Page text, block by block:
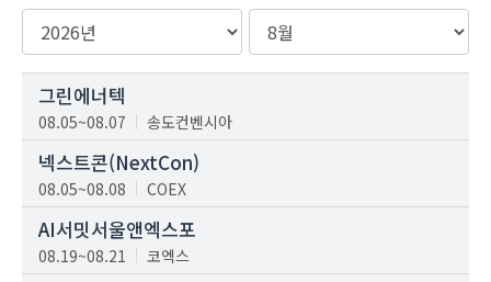
그린에너텍
08.05~08.07 송도컨벤시아
넥스트콘(NextCon)
08.05~08.08 COEX
AI서밋서울앤엑스포
08.19~08.21 코엑스